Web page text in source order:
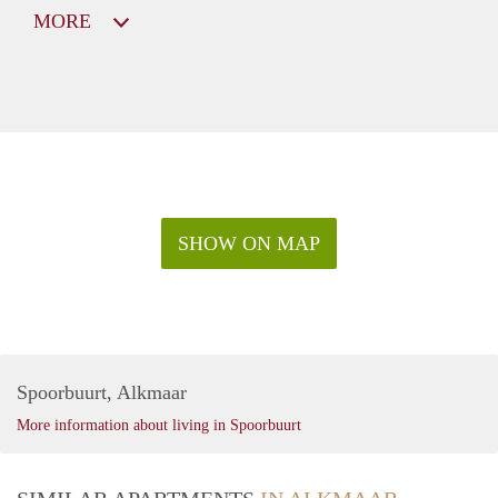
MORE
SHOW ON MAP
Spoorbuurt, Alkmaar
More information about living in Spoorbuurt